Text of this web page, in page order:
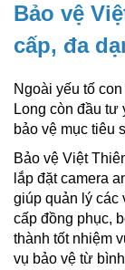
Bảo vệ
cấp, đa
Ngoài yếu tố
Long còn đầu tư
bảo vệ mục tiêu
Bảo vệ Việt
lắp đặt camera
giúp quản lý các
cấp đồng phục,
thành tốt nhiệm
vụ bảo vệ từ